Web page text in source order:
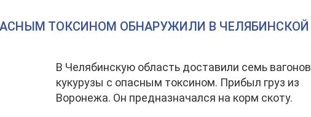
ТОКСИНОМ ОБНАРУЖИЛИ В ЧЕЛЯБИНСКОЙ
В Челябинскую область доставили семь вагонов
кукурузы с опасным токсином. Прибыл груз из
Воронежа. Он предназначался на корм скоту.